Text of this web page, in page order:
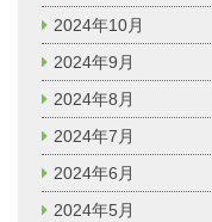
2024年10月
2024年9月
2024年8月
2024年7月
2024年6月
2024年5月